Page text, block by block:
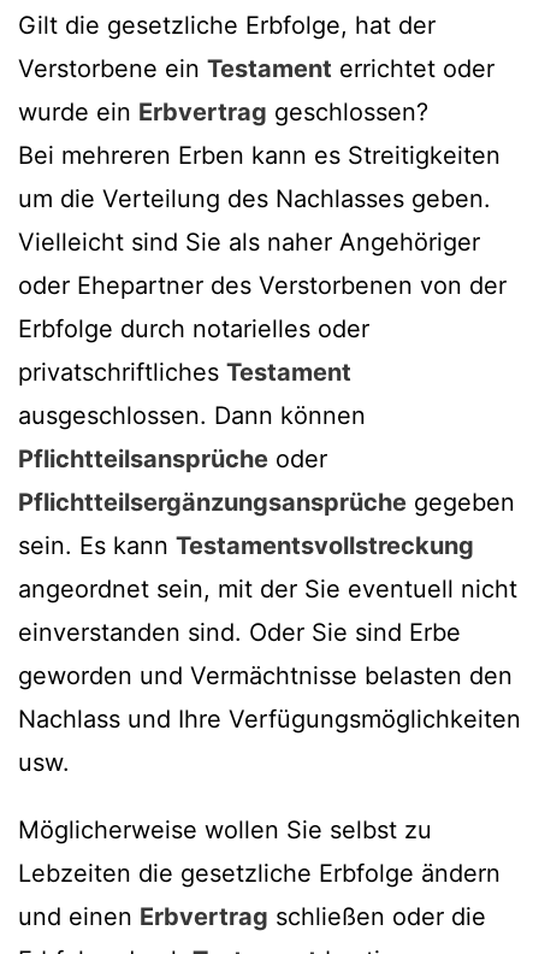
Gilt die gesetzliche Erbfolge, hat der
Verstorbene ein Testament errichtet oder
wurde ein Erbvertrag geschlossen?
Bei mehreren Erben kann es Streitigkeiten
um die Verteilung des Nachlasses geben.
Vielleicht sind Sie als naher Angehöriger
oder Ehepartner des Verstorbenen von der
Erbfolge durch notarielles oder
privatschriftliches Testament
ausgeschlossen. Dann können
Pflichtteilsansprüche oder
Pflichtteilsergänzungsansprüche gegeben
sein. Es kann Testamentsvollstreckung
angeordnet sein, mit der Sie eventuell nicht
einverstanden sind. Oder Sie sind Erbe
geworden und Vermächtnisse belasten den
Nachlass und Ihre Verfügungsmöglichkeiten
usw.
Möglicherweise wollen Sie selbst zu
Lebzeiten die gesetzliche Erbfolge ändern
und einen Erbvertrag schließen oder die